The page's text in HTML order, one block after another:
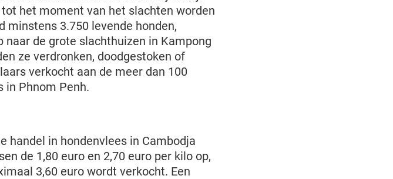
het moment van het slachten worden
minstens 3.750 levende honden,
naar de grote slachthuizen in Kampong
ze verdronken, doodgestoken of
verkocht aan de meer dan 100
in Phnom Penh.
handel in hondenvlees in Cambodja
de 1,80 euro en 2,70 euro per kilo op,
3,60 euro wordt verkocht. Een